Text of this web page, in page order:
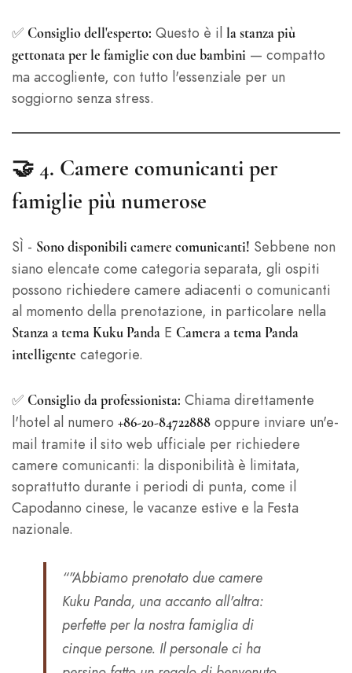
✅ Consiglio dell'esperto: Questo è il la stanza più
gettonata per le famiglie con due bambini — compatto
ma accogliente, con tutto l'essenziale per un
soggiorno senza stress.
🤝 4. Camere comunicanti per
famiglie più numerose
SÌ - Sono disponibili camere comunicanti! Sebbene non
siano elencate come categoria separata, gli ospiti
possono richiedere camere adiacenti o comunicanti
al momento della prenotazione, in particolare nella
Stanza a tema Kuku Panda E Camera a tema Panda
intelligente categorie.
✅ Consiglio da professionista: Chiama direttamente
l'hotel al numero +86-20-84722888 oppure inviare un'e-
mail tramite il sito web ufficiale per richiedere
camere comunicanti: la disponibilità è limitata,
soprattutto durante i periodi di punta, come il
Capodanno cinese, le vacanze estive e la Festa
nazionale.
“"Abbiamo prenotato due camere
Kuku Panda, una accanto all'altra:
perfette per la nostra famiglia di
cinque persone. Il personale ci ha